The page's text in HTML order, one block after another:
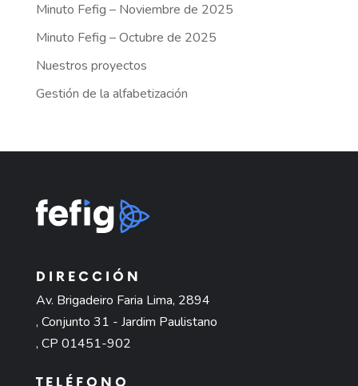
Minuto Fefig – Noviembre de 2025
Minuto Fefig – Octubre de 2025
Nuestros proyectos
Gestión de la alfabetización
DIRECCIÓN
Av. Brigadeiro Faria Lima, 2894
, Conjunto 31 - Jardim Paulistano
, CP 01451-902